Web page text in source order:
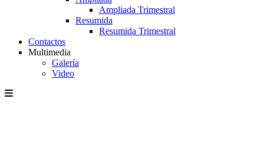
Ampliada Trimestral
Resumida
Resumida Trimestral
Contactos
Multimedia
Galería
Video